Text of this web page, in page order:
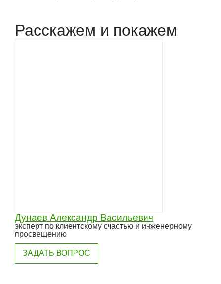
Расскажем и покажем
Дунаев Александр Васильевич
эксперт по клиентскому счастью и инженерному
просвещению
ЗАДАТЬ ВОПРОС